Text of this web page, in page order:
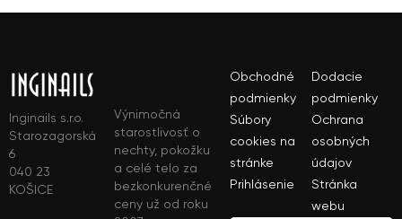
Inginails s.r.o.
Starozagorská
6
040 23
KOŠICE
Výnimočná
starostlivosť o
nechty, pokožku
a celé telo za
bezkonkurenčné
ceny už od roku
Obchodné
podmienky
Dodacie
podmienky
Súbory
cookies na
stránke
Ochrana
osobných
údajov
Prihlásenie
Stránka
webu